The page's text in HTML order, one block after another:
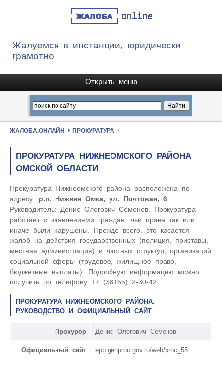
Жалуемся в инстанции, юридически
грамотно
ЖАЛОБА.ОНЛАЙН ПРОКУРАТУРА
ПРОКУРАТУРА НИЖНЕОМСКОГО РАЙОНА
ОМСКОЙ ОБЛАСТИ
Прокуратура Нижнеомского района расположена по
адресу: р.п. Нижняя Омка, ул. Почтовая, 6
Руководитель: Денис Олегович Семенов. Прокуратура
работает с заявлениями граждан, чьи права так или
иначе были нарушены. Прежде всего, это касается
жалоб на действия государственных (полиция, приставы,
местная администрация) и частных структур, организаций
социальной сферы (трудовое, жилищное право,
бюджетные выплаты). Подробную информацию можно
получить по телефону +7 (38165) 2-30-42.
ПРОКУРАТУРА НИЖНЕОМСКОГО РАЙОНА.
РУКОВОДСТВО И ОФИЦИАЛЬНЫЙ САЙТ
Прокурор Денис Олегович Семенов
Официальный сайт epp.genproc.gov.ru/web/proc_55